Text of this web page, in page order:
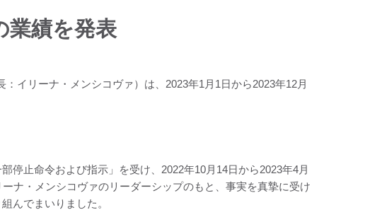
業績を発表
イリーナ・メンシコヴァ）は、2023年1月1日から2023年12月
停止命令および指示」を受け、2022年10月14日から2023年4月
ナ・メンシコヴァのリーダーシップのもと、事実を真摯に受け
んでまいりました。